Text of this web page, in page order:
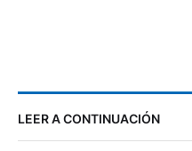
LEER A CONTINUACIÓN